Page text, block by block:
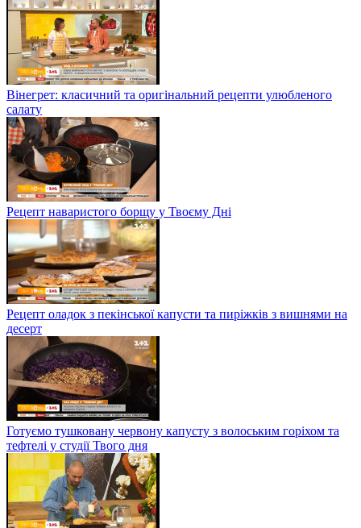
Вінегрет: класичний та оригінальний рецепти улюбленого
салату
Рецепт наваристого борщу у Твоєму Дні
Рецепт оладок з пекінської капусти та пиріжків з вишнями на
десерт
Готуємо тушковану червону капусту з волоським горіхом та
тефтелі у студії Твого дня